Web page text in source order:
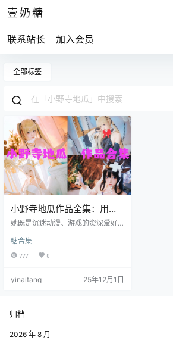
壹奶糖
联系站长 加入会员
全部标签
小野寺地瓜作品全集：用热
爱解锁二次元多元魅力
她既是沉迷动漫、游戏的资深爱好
实女孩。凭借对角色的精准演绎与
独特的个人气质，她在微博、蓝鸟
野寺地瓜的二次元世界，探寻这位
差感，让人忍不住想要深入了解。
她自称 “网络社恐人”，在社交平台
自己的热爱，但这份社恐丝毫没有…
糖合集
777 0
yinaitang 25年12月1日
归档
2026 年 8 月